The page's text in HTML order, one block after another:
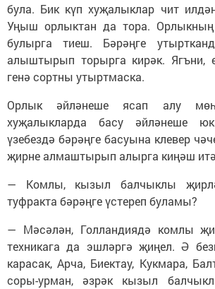
була. Бик күп хуҗалыклар чит
Уңыш орлыктан да тора.
булырга тиеш. Бәрәңге
алыштырып торырга кирәк. Ягъни,
генә сортны утыртмаска.
Орлык әйләнеше ясап алу
хуҗалыкларда басу әйләнеше
үзебездә бәрәңге басуына клевер
җирне алмаштырып алырга киңәш
— Комлы, кызыл балчыклы
туфракта бәрәңге үстереп буламы?
— Мәсәлән, Голландиядә комлы
техникага да эшләргә җиңел. Ә
карасак, Арча, Биектау, Кукмара,
соры-урман, әзрәк кызыл